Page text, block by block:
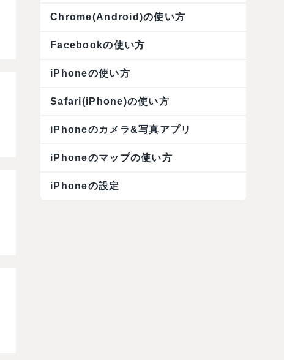
Chrome(Android)の使い方
Facebookの使い方
iPhoneの使い方
Safari(iPhone)の使い方
iPhoneのカメラ&写真アプリ
iPhoneのマップの使い方
iPhoneの設定